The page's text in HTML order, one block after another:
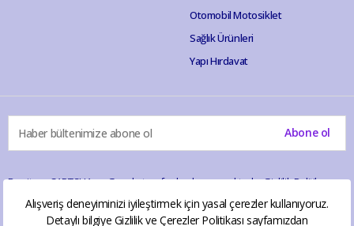
Alışveriş deneyiminizi iyileştirmek için yasal çerezler kullanıyoruz.
Detaylı bilgiye Gizlilik ve Çerezler Politikasısayfamızdan
Otomobil Motosiklet
Sağlık Ürünleri
Yapı Hırdavat
Abone ol
Bu site reCAPTCHA ve Google tarafından korunmaktadır.Gizlilik Politikası
Hizmet Şartları geçerlidir.